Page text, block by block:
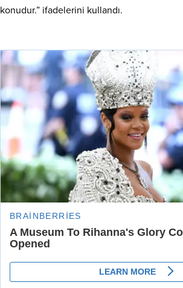
konudur.” ifadelerini kullandı.